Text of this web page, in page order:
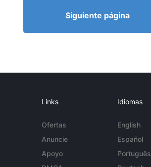
Siguiente página
Links
Ofertas
Anuncie
Apoyo
Idiomas
English
Español
Português